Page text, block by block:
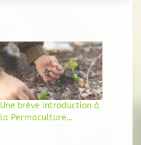
Une brève introduction à
la Permaculture…